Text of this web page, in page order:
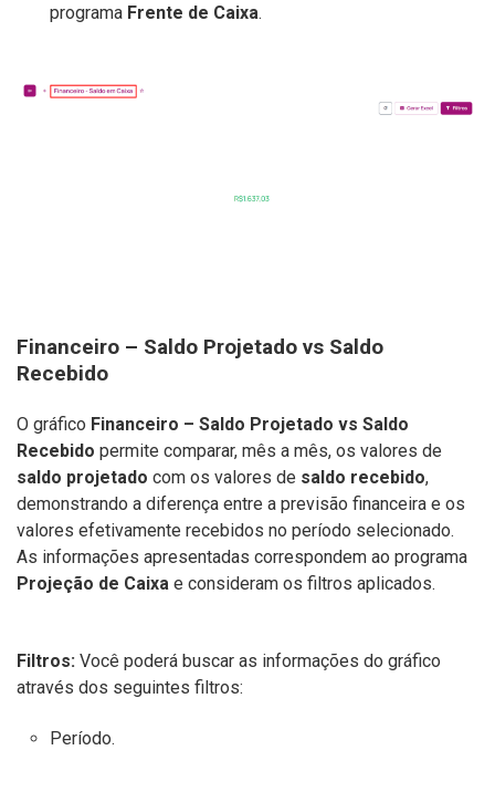
programa Frente de Caixa.
Financeiro – Saldo Projetado vs Saldo
Recebido
O gráfico Financeiro – Saldo Projetado vs Saldo
Recebido permite comparar, mês a mês, os valores de
saldo projetado com os valores de saldo recebido,
demonstrando a diferença entre a previsão financeira e os
valores efetivamente recebidos no período selecionado.
As informações apresentadas correspondem ao programa
Projeção de Caixa e consideram os filtros aplicados.
Filtros: Você poderá buscar as informações do gráfico
através dos seguintes filtros:
Período.